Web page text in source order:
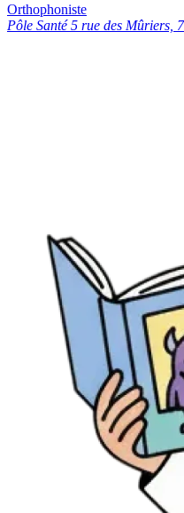
Orthophoniste
Pôle Santé 5 rue des Mûriers,